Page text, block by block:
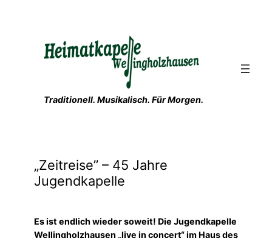
Traditionell. Musikalisch. Für Morgen.
„Zeitreise” – 45 Jahre
Jugendkapelle
Es ist endlich wieder soweit! Die Jugendkapelle
Wellingholzhausen „live in concert“ im Haus des